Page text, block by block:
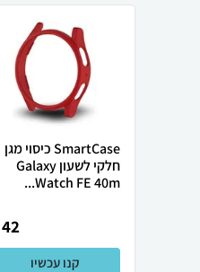
SmartCase כיסוי מגן
חלקי לשעון Galaxy
Watch FE 40m...
42
קנו עכשיו